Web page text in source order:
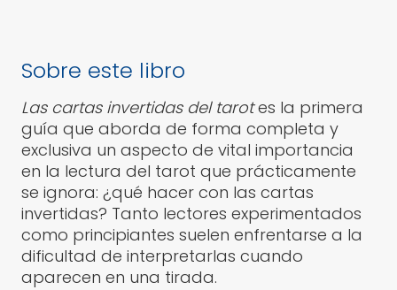
Sobre este libro
Las cartas invertidas del tarotes la primera
guía que aborda de forma completa y
exclusiva un aspecto de vital importancia
en la lectura del tarot que prácticamente
se ignora: ¿qué hacer con las cartas
invertidas? Tanto lectores experimentados
como principiantes suelen enfrentarse a la
dificultad de interpretarlas cuando
aparecen en una tirada.